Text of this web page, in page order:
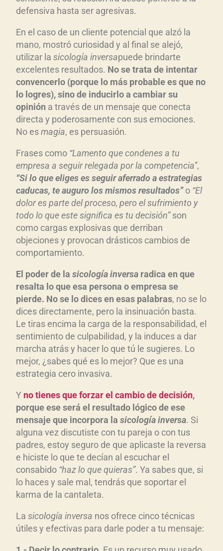
defensiva hasta ser agresivas.
En el caso de un cliente potencial que alzó la
mano, mostró curiosidad y al final se alejó,
utilizar la sicología inversapuede brindarte
excelentes resultados. No se trata de intentar
convencerlo (porque lo más probable es que no
lo logres), sino de inducirlo a cambiar su
opinión a través de un mensaje que conecta
directa y poderosamente con sus emociones.
No esmagia, es persuasión.
Frases como “Lamento que condenes a tu
empresa a seguir relegada por la competencia”,
“Si lo que eliges es seguir aferrado a estrategias
caducas, te auguro los mismos resultados”o “El
dolor es parte del proceso, pero el sufrimiento y
todo lo que este significa es tu decisión”son
como cargas explosivas que derriban
objeciones y provocan drásticos cambios de
comportamiento.
El poder de la sicología inversa radica en que
resalta lo que esa persona o empresa se
pierde. No se lo dices en esas palabras, no se lo
dices directamente, pero la insinuación basta.
Le tiras encima la carga de la responsabilidad, el
sentimiento de culpabilidad, y la induces a dar
marcha atrás y hacer lo que tú le sugieres. Lo
mejor, ¿sabes qué es lo mejor? Que es una
estrategia cero invasiva.
Y no tienes que forzar el cambio de decisión,
porque ese será el resultado lógico de ese
mensaje que incorpora la sicología inversa. Si
alguna vez discutiste con tu pareja o con tus
padres, estoy seguro de que aplicaste la reversa
e hiciste lo que te decían al escuchar el
consabido “haz lo que quieras”. Ya sabes que, si
lo haces y sale mal, tendrás que soportar el
karma de la cantaleta.
La sicología inversa nos ofrece cinco técnicas
útiles y efectivas para darle poder a tu mensaje: